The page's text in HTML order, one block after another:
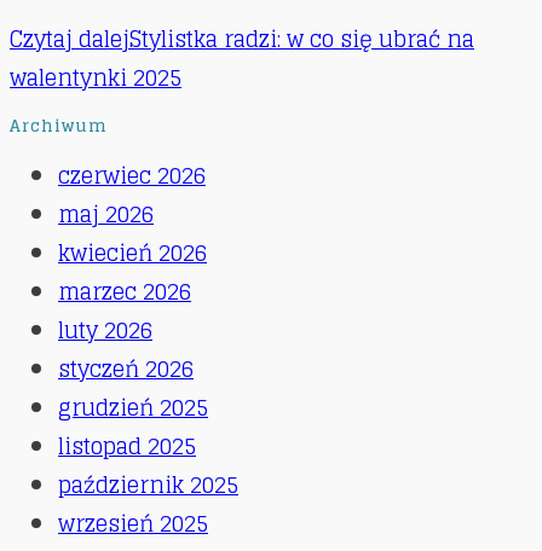
Czytaj dalejStylistka radzi: w co się ubrać na
walentynki 2025
Archiwum
czerwiec 2026
maj 2026
kwiecień 2026
marzec 2026
luty 2026
styczeń 2026
grudzień 2025
listopad 2025
październik 2025
wrzesień 2025